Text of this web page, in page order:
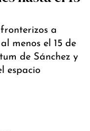
a
menos el 15 de
de Sánchez y
espacio